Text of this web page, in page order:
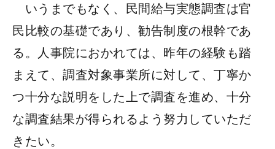
いうまでもなく、民間給与実態調査は官
民比較の基礎であり、勧告制度の根幹であ
る。人事院におかれては、昨年の経験も踏
まえて、調査対象事業所に対して、丁寧か
つ十分な説明をした上で調査を進め、十分
な調査結果が得られるよう努力していただ
きたい。